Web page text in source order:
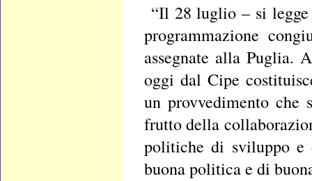
“Il 28 luglio – si
programmazione
assegnate alla Puglia.
oggi dal Cipe
un provvedimento
frutto della
politiche di sviluppo e
buona politica e di